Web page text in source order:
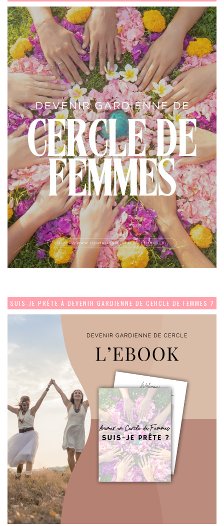
SUIS-JE PRÊTE À DEVENIR GARDIENNE DE CERCLE DE FEMMES ?